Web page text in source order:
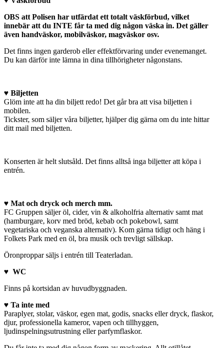
OBS att Polisen har utfärdat ett totalt väskförbud, vilket
innebär att du INTE får ta med dig någon väska in. Det gäller
även handväskor, mobilväskor, magväskor osv.
Det finns ingen garderob eller effektförvaring under evenemanget.
Du kan därför inte lämna in dina tillhörigheter någonstans.
♥ Biljetten
Glöm inte att ha din biljett redo! Det går bra att visa biljetten i
mobilen.
Tickster, som säljer våra biljetter, hjälper dig gärna om du inte hittar
ditt mail med biljetten.
Konserten är helt slutsåld. Det finns alltså inga biljetter att köpa i
entrén.
♥ Mat och dryck och merch mm.
FC Gruppen säljer öl, cider, vin & alkoholfria alternativ samt mat
(hamburgare, korv med bröd, kebab och pokebowl, samt
vegetariska och veganska alternativ). Kom gärna tidigt och häng i
Folkets Park med en öl, bra musik och trevligt sällskap.
Öronproppar säljs i entrén till Teaterladan.
♥ WC
Finns på kortsidan av huvudbyggnaden.
♥ Ta inte med
Paraplyer, stolar, väskor, egen mat, godis, snacks eller dryck, flaskor,
djur, professionella kameror, vapen och tillhyggen,
ljudinspelningsutrustning eller parfymflaskor.